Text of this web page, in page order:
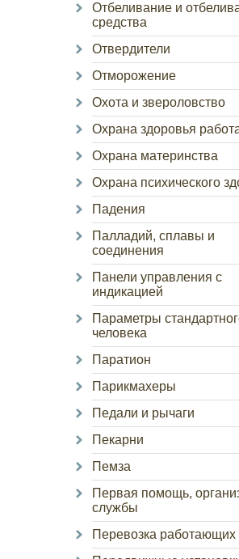
Отбеливание и
средства
Отвердители
Отморожение
Охота и звероловство
Охрана здоровья
Охрана материнства
Охрана психического
Падения
Палладий, сплавы и
соединения
Панели управления с
индикацией
Параметры
человека
Паратион
Парикмахеры
Педали и рычаги
Пекарни
Пемза
Первая помощь,
службы
Перевозка работающих